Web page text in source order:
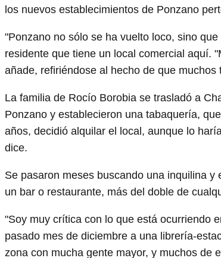
los nuevos establecimientos de Ponzano
"Ponzano no sólo se ha vuelto loco, sino
residente que tiene un local comercial aquí.
añade, refiriéndose al hecho de que
La familia de Rocío Borobia se trasladó a
Ponzano y establecieron una tabaquería,
años, decidió alquilar el local, aunque lo
dice.
Se pasaron meses buscando una inquilina
un bar o restaurante, más del doble de
"Soy muy crítica con lo que está ocurriendo
pasado mes de diciembre a una librería-
zona con mucha gente mayor, y muchos de